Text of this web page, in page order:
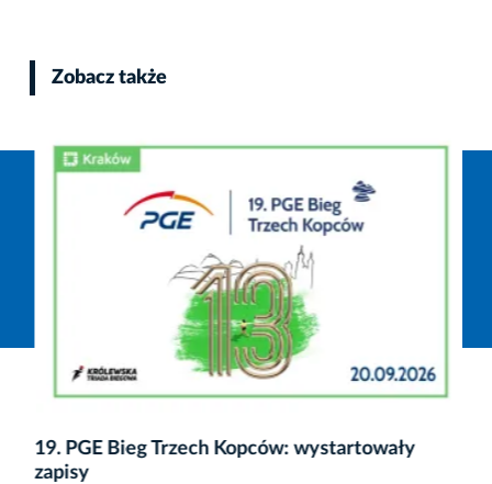
Zobacz także
19. PGE Bieg Trzech Kopców: wystartowały
zapisy